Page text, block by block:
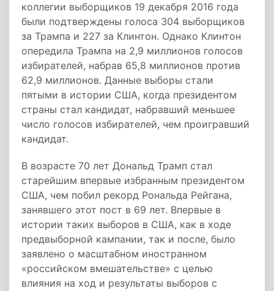
коллегии выборщиков 19 декабря 2016 года
были подтверждены голоса 304 выборщиков
за Трампа и 227 за Клинтон. Однако Клинтон
опередила Трампа на 2,9 миллионов голосов
избирателей, набрав 65,8 миллионов против
62,9 миллионов. Данные выборы стали
пятыми в истории США, когда президентом
страны стал кандидат, набравший меньшее
число голосов избирателей, чем проигравший
кандидат.
В возрасте 70 лет Дональд Трамп стал
старейшим впервые избранным президентом
США, чем побил рекорд Рональда Рейгана,
занявшего этот пост в 69 лет. Впервые в
истории таких выборов в США, как в ходе
предвыборной кампании, так и после, было
заявлено о масштабном иностранном
«российском вмешательстве» с целью
влияния на ход и результаты выборов с